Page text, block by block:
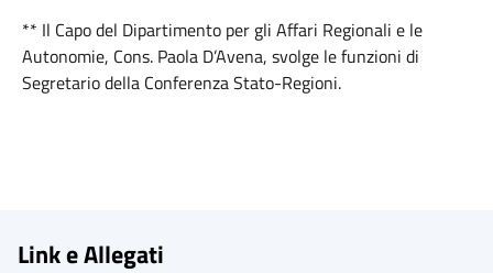
** Il Capo del Dipartimento per gli Affari Regionali e le
Autonomie, Cons. Paola D’Avena, svolge le funzioni di
Segretario della Conferenza Stato-Regioni.
Link e Allegati